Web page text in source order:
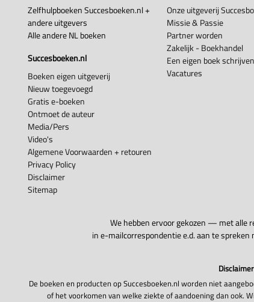
Zelfhulpboeken Succesboeken.nl +
andere uitgevers
Alle andere NL boeken
Succesboeken.nl
Boeken eigen uitgeverij
Nieuw toegevoegd
Gratis e-boeken
Ontmoet de auteur
Media/Pers
Video's
Algemene Voorwaarden + retouren
Privacy Policy
Disclaimer
Sitemap
Onze uitgeverij
Missie & Passie
Partner worden
Zakelijk - Boekhandel
Een eigen boek schrijven
Vacatures
We hebben ervoor gekozen — met alle
in e-mailcorrespondentie e.d. aan te
Disclaimer
De boeken en producten op Succesboeken.nl worden niet
of het voorkomen van welke ziekte of aandoening dan ook.